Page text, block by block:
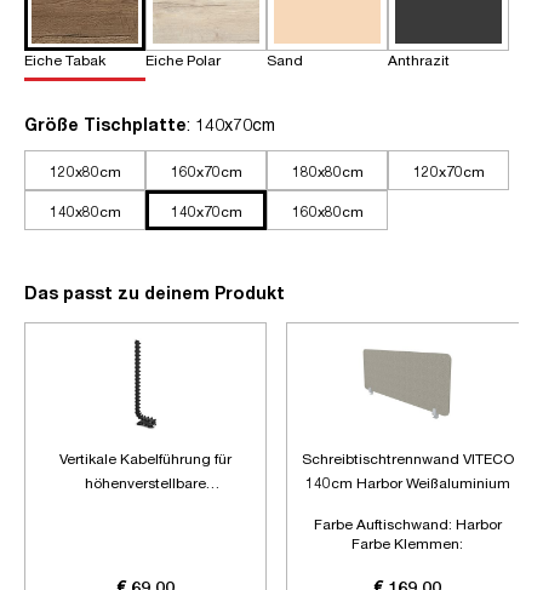
Eiche Tabak Eiche Polar Sand Anthrazit
Größe Tischplatteauswählen
: 140x70cm
120x80cm 160x70cm 180x80cm 120x70cm
140x80cm 140x70cm 160x80cm
Das passt zu deinem Produkt
Vertikale Kabelführung für
höhenverstellbare
Schreibtischtrennwand VITECO
140cm Harbor Weißaluminium
Farbe Auftischwand: Harbor
Farbe Klemmen:
Länge:1400mm